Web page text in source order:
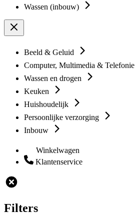
Wassen (inbouw)
Beeld & Geluid
Computer, Multimedia & Telefonie
Wassen en drogen
Keuken
Huishoudelijk
Persoonlijke verzorging
Inbouw
Winkelwagen
Klantenservice
Filters